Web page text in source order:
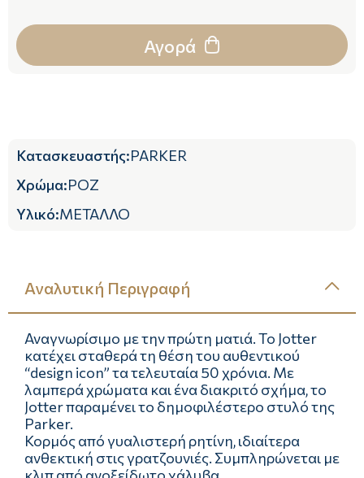
Αγορά
Κατασκευαστής:PARKER
Χρώμα:ΡΟΖ
Υλικό:ΜΕΤΑΛΛΟ
Αναλυτική Περιγραφή
Αναγνωρίσιμο με την πρώτη ματιά. Το Jotter
κατέχει σταθερά τη θέση του αυθεντικού
“design icon” τα τελευταία 50 χρόνια. Με
λαμπερά χρώματα και ένα διακριτό σχήμα, το
Jotter παραμένει το δημοφιλέστερο στυλό της
Parker.
Κορμός από γυαλιστερή ρητίνη, ιδιαίτερα
ανθεκτική στις γρατζουνιές. Συμπληρώνεται με